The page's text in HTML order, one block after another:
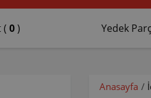
( 0) Yedek
Anasayfa /